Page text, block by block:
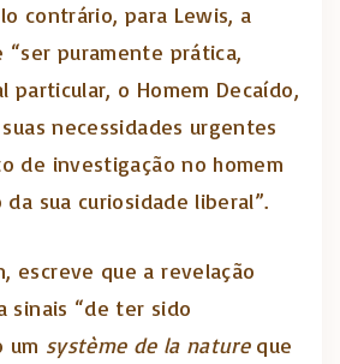
contrário, para Lewis, a
“ser puramente prática,
particular, o Homem Decaído,
necessidades urgentes
de investigação no homem
sua curiosidade liberal”.
escreve que a revelação
sinais “de ter sido
um système de la natureque